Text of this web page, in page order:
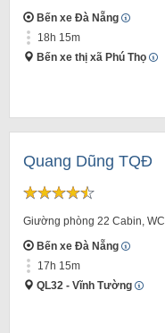
Bến xe Đà Nẵng
18h 15m
Bến xe thị xã Phú Thọ
Quang Dũng TQĐ
Giường phòng 22 Cabin, WC
Bến xe Đà Nẵng
17h 15m
QL32 - Vĩnh Tường